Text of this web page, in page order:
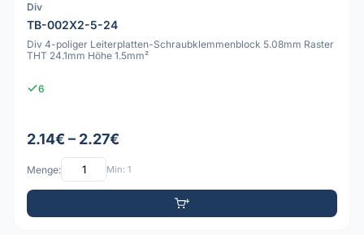
Div
TB-002X2-5-24
Div 4-poliger Leiterplatten-Schraubklemmenblock 5.08mm Raster
THT 24.1mm Höhe 1.5mm²
6
2.14€ – 2.27€
Menge: Min: 1